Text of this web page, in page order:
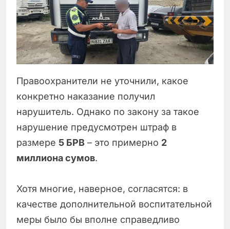
Правоохранители не уточнили, какое
конкретно наказание получил
нарушитель. Однако по закону за такое
нарушение предусмотрен штраф в
размере 5 БРВ – это примерно 2
миллиона сумов.
Хотя многие, наверное, согласятся: в
качестве дополнительной воспитательной
меры было бы вполне справедливо